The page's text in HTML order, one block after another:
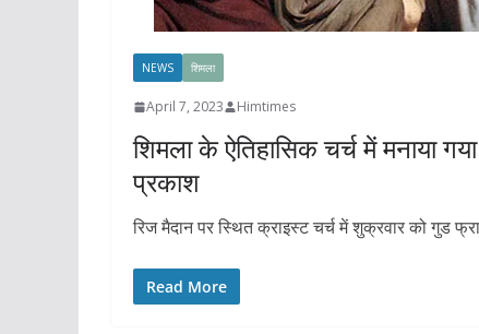
NEWS शिमला
April 7, 2023 Himtimes
शिमला के ऐतिहासिक चर्च में मनाया
प्रकाश
रिज मैदान पर स्थित क्राइस्ट चर्च में शुक्रवार को गुड
Read More